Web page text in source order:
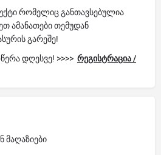
რომელიც განთავსებულია
ამანათები თემუდან
გარეშე!
დღესვე! >>>> რეგისტრაცია /
მაღაზიები